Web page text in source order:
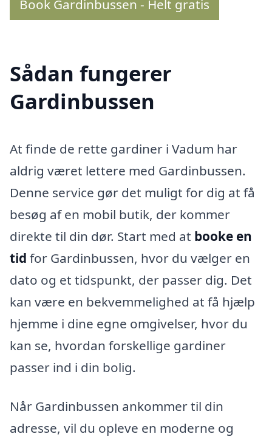
Book Gardinbussen - Helt gratis
Sådan fungerer
Gardinbussen
At finde de rette gardiner i Vadum har
aldrig været lettere med Gardinbussen.
Denne service gør det muligt for dig at få
besøg af en mobil butik, der kommer
direkte til din dør. Start med at booke en
tid for Gardinbussen, hvor du vælger en
dato og et tidspunkt, der passer dig. Det
kan være en bekvemmelighed at få hjælp
hjemme i dine egne omgivelser, hvor du
kan se, hvordan forskellige gardiner
passer ind i din bolig.
Når Gardinbussen ankommer til din
adresse, vil du opleve en moderne og